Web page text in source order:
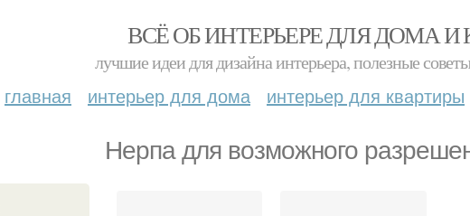
ВСЁ ОБ ИНТЕРЬЕРЕ ДЛЯ ДОМА И
лучшие идеи для дизайна интерьера, полезные
главная интерьер для дома интерьер для квартиры
Нерпа для возможного